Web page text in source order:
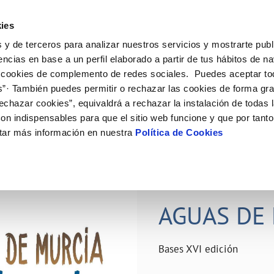
y de terceros para analizar nuestros servicios y mostrarte
en base a un perfil elaborado a partir de tus hábitos de
de complemento de redes sociales. Puedes aceptar
También puedes permitir o rechazar las cookies de forma
cookies”, equivaldrá a rechazar la instalación de todas
indispensables para que el sitio web funcione y que por
más información en nuestra Política de Cookies
de titular
de suministro
MODIFICACIÓN DE DATOS
Actualizar datos bancários
Actualizar datos de
VER TODAS LAS GESTIONES
Tu Servicio
AL CLIENTE
contacto
COMPROMISO DE SERVICIO
Carta de compromisos
Customer Counsel (Defensa del
Tu Agua
del agua
consumidor
CUIDADOS DEL AGUA
Consejos de ahorro
Depósitos comunitarios
comunitarios
Conócenos
DE GESTIÓN Y CERTIFICADOS
PERFIL DEL CONTRATANTE
Plataforma de contratación del
público
Licitaciones en curso
AGUAS
Bases XVI edición